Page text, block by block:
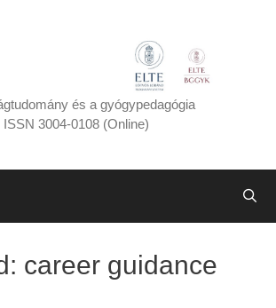
és a gyógypedagógia
3004-0108 (Online)
career guidance